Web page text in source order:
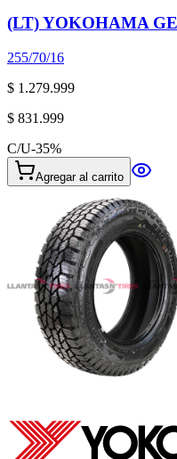
(LT) YOKOHAMA
255/70/16
$ 1.279.999
$ 831.999
C/U-35%
Agregar al carrito